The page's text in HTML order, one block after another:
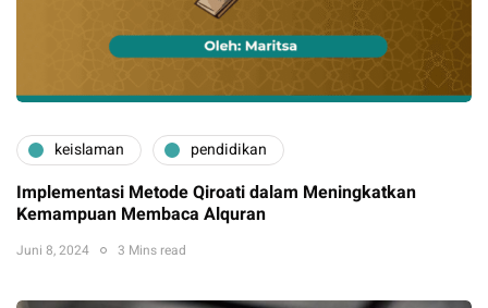
keislaman pendidikan
Implementasi Metode Qiroati dalam Meningkatkan
Kemampuan Membaca Alquran
Juni 8, 2024 3 Mins read